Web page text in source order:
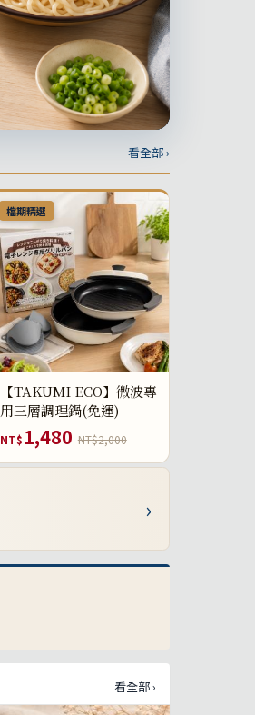
看全部 ›
檔期精選
【TAKUMI ECO】微波專
用三層調理鍋(免運)
NT$ 1,480 NT$2,000
›
看全部 ›